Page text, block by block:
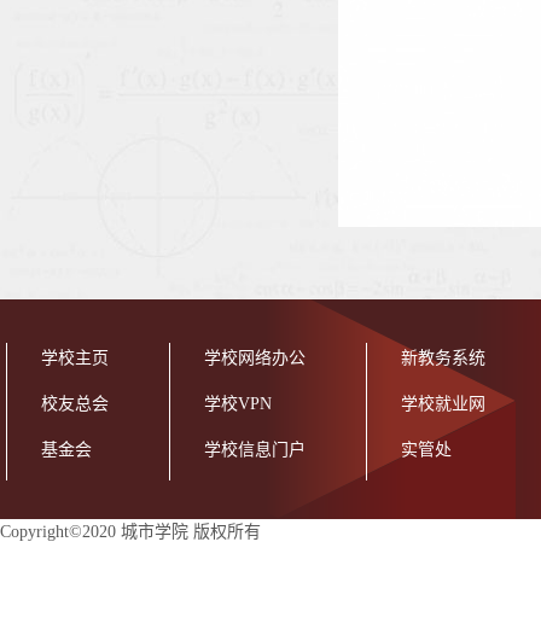
学校主页
校友总会
基金会
学校网络办公
学校VPN
学校信息门户
新教务系统
学校就业网
实管处
Copyright©2020 城市学院 版权所有